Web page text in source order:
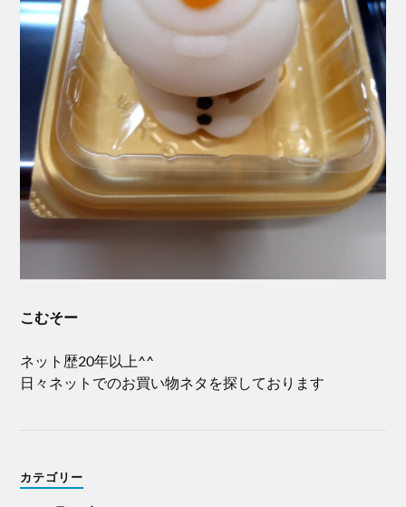
こむそー
ネット歴20年以上^^
日々ネットでのお買い物ネタを探しております
カテゴリー